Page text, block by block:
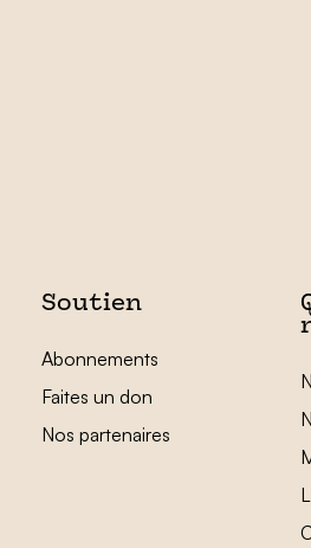
Soutien
Abonnements
Faites un don
Nos partenaires